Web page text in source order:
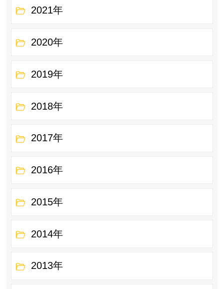
2021年
2020年
2019年
2018年
2017年
2016年
2015年
2014年
2013年